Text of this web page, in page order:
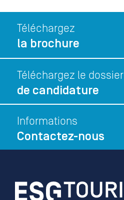
Téléchargez
la brochure
Téléchargez le dossier
de candidature
Informations
Contactez-nous